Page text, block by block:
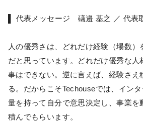
▌ 代表メッセージ 礒邉 基之 ／ 代表
人の優秀さは、どれだけ経験（場数）
だと思っています。どれだけ優秀な人
事はできない。逆に言えば、経験さえ
る。だからこそTechouseでは、イン
量を持って自分で意思決定し、事業を
積んでもらいます。